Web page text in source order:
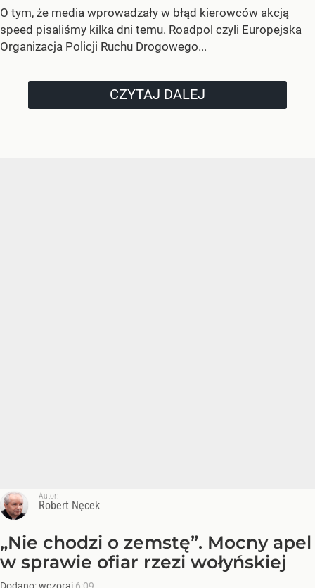
O tym, że media wprowadzały w błąd kierowców akcją
speed pisaliśmy kilka dni temu. Roadpol czyli Europejska
Organizacja Policji Ruchu Drogowego...
CZYTAJ DALEJ
Autor:
Robert Nęcek
„Nie chodzi o zemstę”. Mocny apel
w sprawie ofiar rzezi wołyńskiej